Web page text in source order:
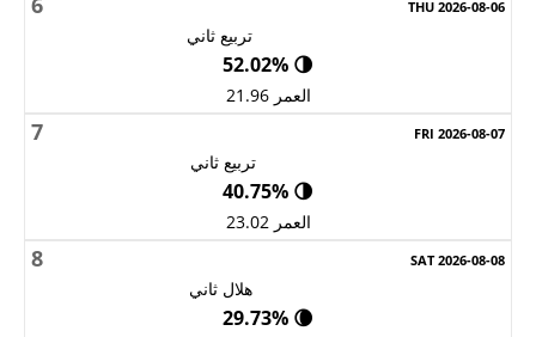
تربيع ثاني
🌗 52.02%
العمر 21.96
7
تربيع ثاني
🌗 40.75%
العمر 23.02
8
هلال ثاني
🌘 29.73%